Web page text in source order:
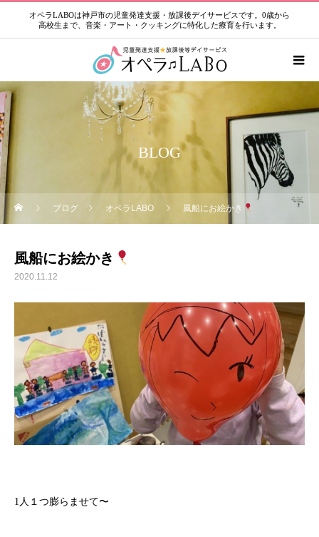
オペラLABOは神戸市の児童発達支援・放課後デイサービスです。0歳から
高校生まで、音楽・アート・クッキングに特化した療育を行います。
BLOG
ブログ オペラLABO 風船にお絵かき
風船にお絵かき
2020.11.12
1人１つ膨らませて〜